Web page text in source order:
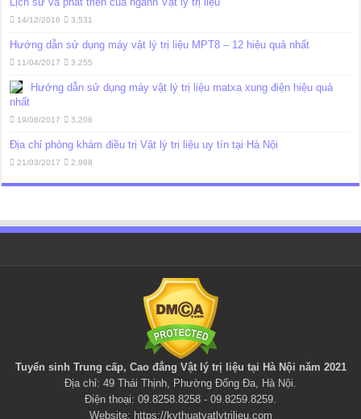
14/12/2016 3,531
Hướng dẫn sử dụng máy vật lý trị liệu MPT8 – 12 hiệu quả nhất
11/04/2017 3,255
Hướng dẫn sử dụng máy vật lý trị liệu matxa xung điện hiệu quả
nhất
19/06/2017 3,206
Địa chỉ phòng khám điều trị Vật lý trị liệu uy tín tại Hà Nội
21/03/2017 2,988
Tuyển sinh Trung cấp, Cao đẳng Vật lý trị liệu tại Hà Nội năm 2021
Địa chỉ: 49 Thái Thịnh, Phường Đống Đa, Hà Nội.
Điện thoại: 09.8258.8258 - 09.8259.8259.
Website: https://kythuatvatlytrilieu.com